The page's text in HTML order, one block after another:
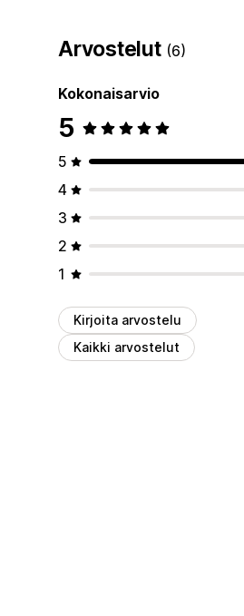
Arvostelut (6)
Kokonaisarvio
5
5
4
3
2
1
Kirjoita arvostelu
Kaikki arvostelut